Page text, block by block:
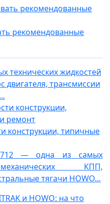
рекомендованные
технических жидкостей
двигателя, трансмиссии
конструкции, типичные
— одна из самых
КПП,
тягачи HOWO...